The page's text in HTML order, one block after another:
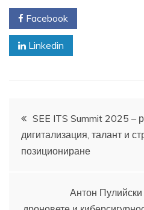
Facebook
Linkedin
Навигация
SEE ITS Summit 2025 –
дигитализация, талант и
позициониране
Антон